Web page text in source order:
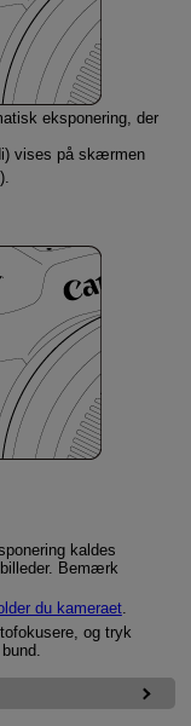
eksponering, der
vises på skærmen
).
kaldes
Bemærk
du kameraet.
og tryk